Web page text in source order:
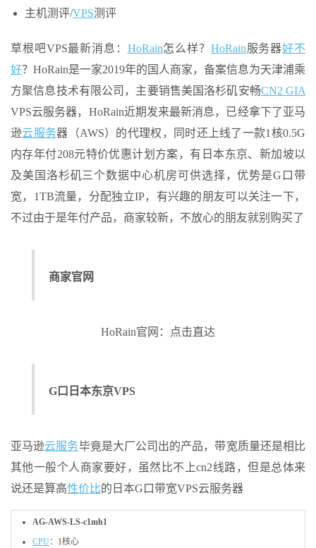
主机测评/VPS测评
草根吧VPS最新消息： HoRain怎么样？ HoRain服务器好不
好？HoRain是一家2019年的国人商家，备案信息为天津浦乘
方聚信息技术有限公司，主要销售美国洛杉矶安畅CN2 GIA
VPS云服务器，HoRain近期发来最新消息，已经拿下了亚马
逊云服务器（AWS）的代理权，同时还上线了一款1核0.5G
内存年付208元特价优惠计划方案，有日本东京、新加坡以
及美国洛杉矶三个数据中心机房可供选择，优势是G口带
宽，1TB流量，分配独立IP，有兴趣的朋友可以关注一下，
不过由于是年付产品，商家较新，不放心的朋友就别购买了
商家官网
HoRain官网：点击直达
G口日本东京VPS
亚马逊云服务毕竟是大厂公司出的产品，带宽质量还是相比
其他一般个人商家要好，虽然比不上cn2线路，但是总体来
说还是算高性价比的日本G口带宽VPS云服务器
AG-AWS-LS-c1mh1
CPU：1核心